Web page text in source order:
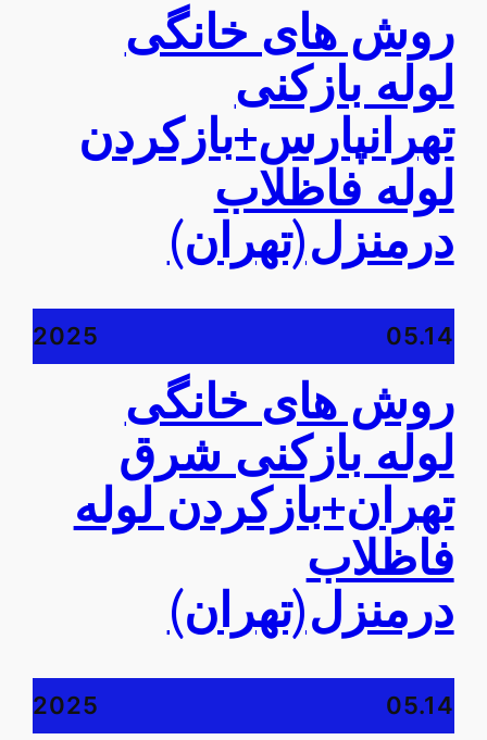
روش های خانگی
لوله بازکنی
تهرانپارس+بازکردن
لوله فاظلاب
درمنزل(تهران)
05.14
2025
روش های خانگی
لوله بازکنی شرق
تهران+بازکردن لوله
فاظلاب
درمنزل(تهران)
05.14
2025